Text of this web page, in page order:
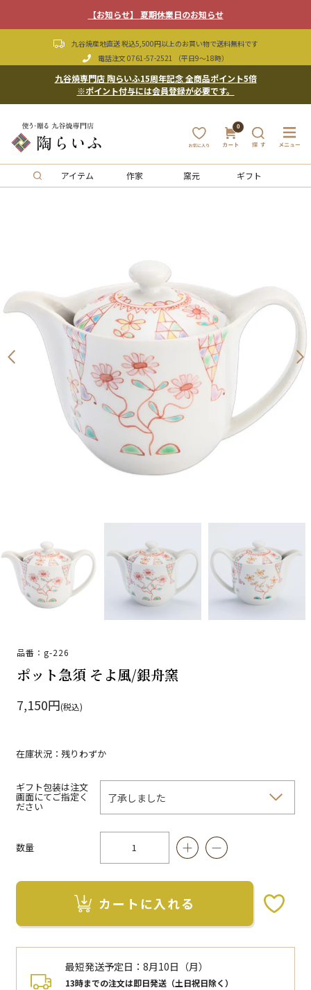
【お知らせ】 夏期休業日のお知らせ
九谷焼産地直送 税込5,500円以上のお買い物で送料無料です
電話注文 0761-57-2521 （平日9〜18時）
九谷焼専門店 陶らいふ15周年記念 全商品ポイント5倍
※ポイント付与には会員登録が必要です。
0
アイテム 作家 窯元 ギフト
品番：g-226
ポット急須 そよ風/銀舟窯
7,150円(税込)
在庫状況：残りわずか
ギフト包装は注文
画面にてご指定く
ださい
数量
カートに入れる
最短発送予定日：8月10日（月）
13時までの注文は即日発送（土日祝日除く）